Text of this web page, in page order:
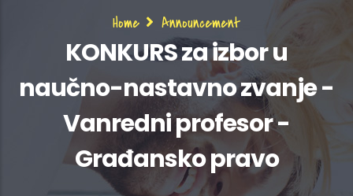
Breadcrumb
Home Announcement
KONKURS za izbor u
naučno-nastavno zvanje -
Vanredni profesor -
Građansko pravo